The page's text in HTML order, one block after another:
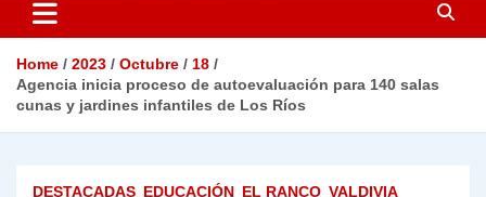
Home 2023 Octubre
18
Agencia inicia proceso de autoevaluación para 140 salas
cunas y jardines infantiles de Los Ríos
DESTACADAS EDUCACIÓN EL RANCO VALDIVIA